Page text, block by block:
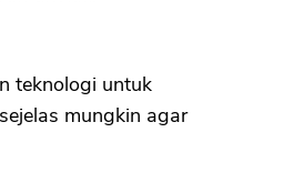
teknologi untuk
mungkin agar